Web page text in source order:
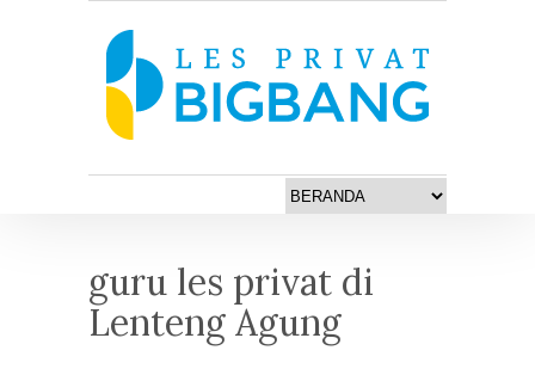
guru les privat di
Lenteng Agung